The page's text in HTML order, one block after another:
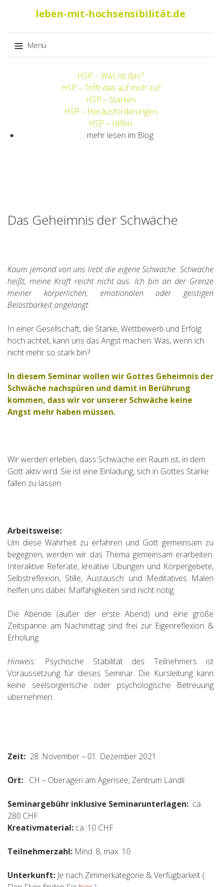
leben-mit-hochsensibilität.de
Menü
HSP – Was ist das?
HSP – Trifft das auf mich zu?
HSP – Stärken
HSP – Herausforderungen
HSP – Hilfen
… mehr lesen im Blog
Das Geheimnis der Schwäche
Kaum jemand von uns liebt die eigene Schwäche. Schwäche
heißt, meine Kraft reicht nicht aus. Ich bin an der Grenze
meiner körperlichen, emotionalen oder geistigen
Belastbarkeit angelangt.
In einer Gesellschaft, die Stärke, Wettbewerb und Erfolg
hoch achtet, kann uns das Angst machen. Was, wenn ich
nicht mehr so stark bin?
In diesem Seminar wollen wir Gottes Geheimnis der
Schwäche nachspüren und damit in Berührung
kommen, dass wir vor unserer Schwäche keine
Angst mehr haben müssen.
Wir werden erleben, dass Schwäche ein Raum ist, in dem
Gott aktiv wird. Sie ist eine Einladung, sich in Gottes Stärke
fallen zu lassen.
Arbeitsweise:
Um diese Wahrheit zu erfahren und Gott gemeinsam zu
begegnen, werden wir das Thema gemeinsam erarbeiten.
Interaktive Referate, kreative Übungen und Körpergebete,
Selbstreflexion, Stille, Austausch und Meditatives Malen
helfen uns dabei. Malfähigkeiten sind nicht nötig.
Die Abende (außer der erste Abend) und eine große
Zeitspanne am Nachmittag sind frei zur Eigenreflexion &
Erholung.
Hinweis: Psychische Stabilität des Teilnehmers ist
Voraussetzung für dieses Seminar. Die Kursleitung kann
keine seelsorgerische oder psychologische Betreuung
übernehmen.
Zeit: 28. November – 01. Dezember 2021
Ort: CH – Oberägeri am Ägerisee, Zentrum Ländli
Seminargebühr inklusive Seminarunterlagen: ca.
280 CHF
Kreativmaterial: ca. 10 CHF
Teilnehmerzahl: Mind. 8, max. 10
Unterkunft: Je nach Zimmerkategorie & Verfügbarkeit (